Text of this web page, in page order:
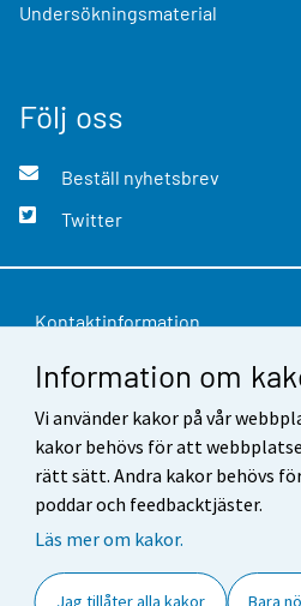
Information om
Vi använder kakor på vår
kakor behövs för att
rätt sätt. Andra kakor behövs
poddar och feedbacktjäster.
Läs mer om kakor.
Jag tillåter alla kakor Bara
Undersökningsmaterial
Följ oss
Beställ nyhetsbrev
Twitter
Kontaktinformation
Respons
Användarvillkor
Dataskydd
Tillgänglighet